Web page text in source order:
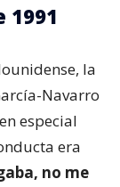
1991
la
Navarro
especial
era
no me